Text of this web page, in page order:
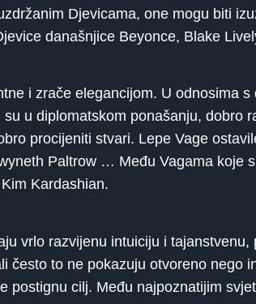
Djevicama, one mogu biti
današnjice Beyonce, Blake
i zrače elegancijom. U odnosima
u diplomatskom ponašanju, dobro
procijeniti stvari. Lepe Vage
Paltrow … Među Vagama koje
Kardashian.
vrlo razvijenu intuiciju i
često to ne pokazuju otvoreno nego
postignu cilj. Među najpoznatijim